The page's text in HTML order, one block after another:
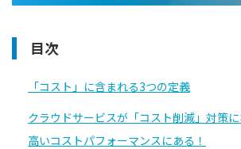
目次
「コスト」に含まれる3つの定義
クラウドサービスが「コスト削減」対策
高いコストパフォーマンスにある！